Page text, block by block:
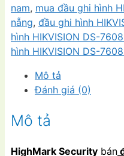
8
kênh
camera
IP
lượng
nam, mua đầu ghi hình
nẵng, đầu ghi hình
hình HIKVISION DS-
hình HIKVISION DS-
Mô tả
Đánh giá (0)
Mô tả
HighMark Security bán